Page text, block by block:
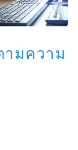
ามความ